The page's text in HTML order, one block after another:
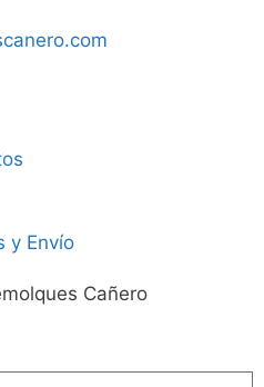
y Envío